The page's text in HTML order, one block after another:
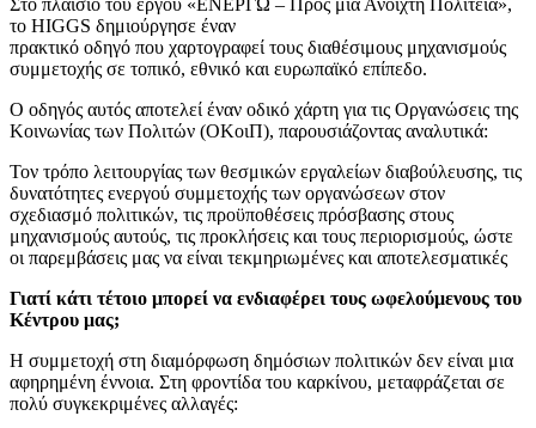
το HIGGS δημιούργησε έναν
πρακτικό οδηγό που χαρτογραφεί τους διαθέσιμους μηχανισμούς
συμμετοχής σε τοπικό, εθνικό και ευρωπαϊκό επίπεδο.
Ο οδηγός αυτός αποτελεί έναν οδικό χάρτη για τις Οργανώσεις της
Κοινωνίας των Πολιτών (ΟΚοιΠ), παρουσιάζοντας αναλυτικά:
Τον τρόπο λειτουργίας των θεσμικών εργαλείων διαβούλευσης, τις
δυνατότητες ενεργού συμμετοχής των οργανώσεων στον
σχεδιασμό πολιτικών, τις προϋποθέσεις πρόσβασης στους
μηχανισμούς αυτούς, τις προκλήσεις και τους περιορισμούς, ώστε
οι παρεμβάσεις μας να είναι τεκμηριωμένες και αποτελεσματικές
Γιατί κάτι τέτοιο μπορεί να ενδιαφέρει τους ωφελούμενους του
Κέντρου μας;
Η συμμετοχή στη διαμόρφωση δημόσιων πολιτικών δεν είναι μια
αφηρημένη έννοια. Στη φροντίδα του καρκίνου, μεταφράζεται σε
πολύ συγκεκριμένες αλλαγές: